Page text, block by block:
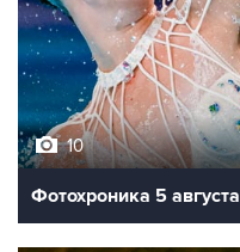
10
Фотохроника 5 августа